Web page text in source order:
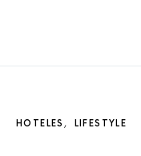
HOTELES LIFESTYLE